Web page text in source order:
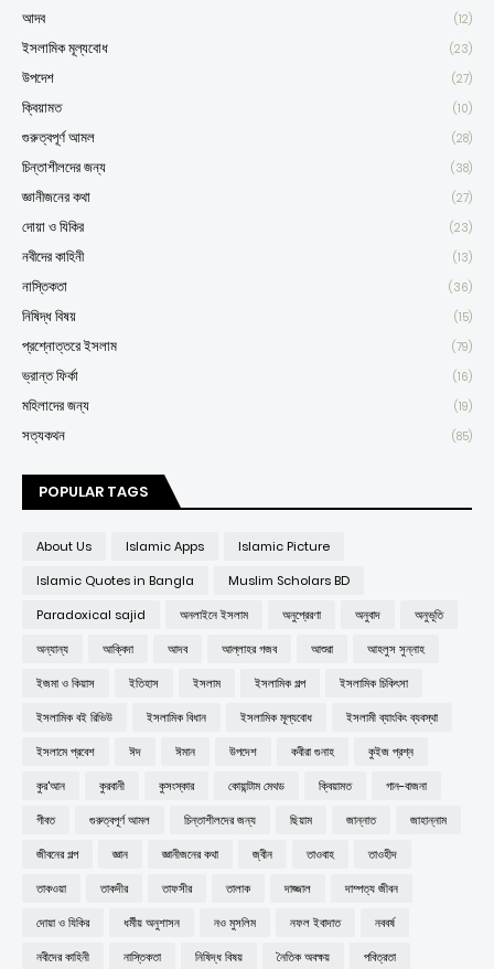
আদব (12)
ইসলামিক মূল্যবোধ (23)
উপদেশ (27)
ক্বিয়ামত (10)
গুরুত্বপূর্ণ আমল (28)
চিন্তাশীলদের জন্য (38)
জ্ঞানীজনের কথা (27)
দোয়া ও যিকির (23)
নবীদের কাহিনী (13)
নাস্তিকতা (36)
নিষিদ্ধ বিষয় (15)
প্রশ্নোত্তরে ইসলাম (79)
ভ্রান্ত ফির্কা (16)
মহিলাদের জন্য (19)
সত্যকথন (85)
POPULAR TAGS
About Us Islamic Apps
Islamic Picture
Islamic Quotes in Bangla
Muslim Scholars BD
Paradoxical sajid
অনলাইনে ইসলাম অনুপ্রেরণা অনুবাদ
অনুভূতি
অন্যান্য
আক্বিদা আদব আল্লাহর গজব আশুরা
আহলুস সুন্নাহ
ইজমা ও কিয়াস
ইতিহাস ইসলাম ইসলামিক গল্প
ইসলামিক চিকিৎসা
ইসলামিক বই রিভিউ
ইসলামিক বিধান ইসলামিক মূল্যবোধ
ইসলামী ব্যাংকিং ব্যবস্থা
ইসলামে প্রবেশ
ঈদ ঈমান উপদেশ কবীরা গুনাহ
কুইজ প্রশ্ন
কুর'আন
কুরবানী কুসংস্কার কোয়ান্টাম মেথড ক্বিয়ামত
গান-বাজনা
গীবত
গুরুত্বপূর্ণ আমল চিন্তাশীলদের জন্য ছিয়াম জান্নাত
জাহান্নাম
জীবনের গল্প
জ্ঞান জ্ঞানীজনের কথা জ্বীন তাওবাহ
তাওহীদ
তাকওয়া
তাকদীর তাফসীর তালাক দাজ্জাল
দাম্পত্য জীবন
দোয়া ও যিকির
ধর্মীয় অনুশাসন নও মুসলিম নফল ইবাদাত
নববর্ষ
নবীদের কাহিনী
নাস্তিকতা নিষিদ্ধ বিষয় নৈতিক অবক্ষয়
পবিত্রতা